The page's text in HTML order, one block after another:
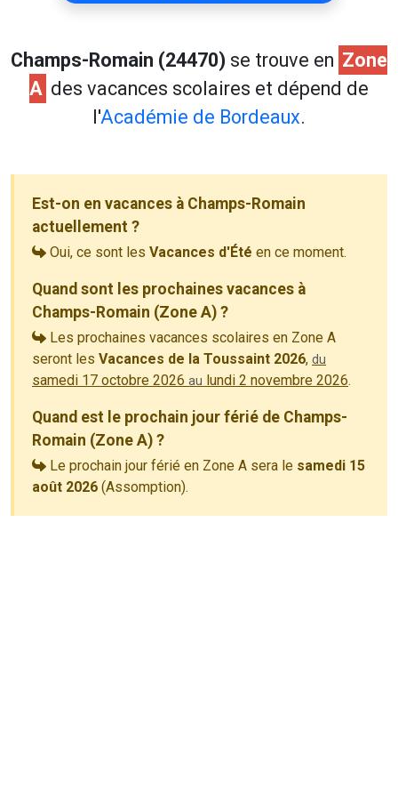
Champs-Romain (24470) se trouve en Zone
A des vacances scolaires et dépend de
l'Académie de Bordeaux.
Est-on en vacances à Champs-Romain
actuellement ?
Oui, ce sont les Vacances d'Été en ce moment.
Quand sont les prochaines vacances à
Champs-Romain (Zone A) ?
Les prochaines vacances scolaires en Zone A
seront les Vacances de la Toussaint 2026, du
samedi 17 octobre 2026 au lundi 2 novembre 2026.
Quand est le prochain jour férié de Champs-
Romain (Zone A) ?
Le prochain jour férié en Zone A sera le samedi 15
août 2026 (Assomption).